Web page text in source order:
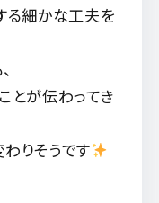
る細かな工夫を
とが伝わってき
りそうです